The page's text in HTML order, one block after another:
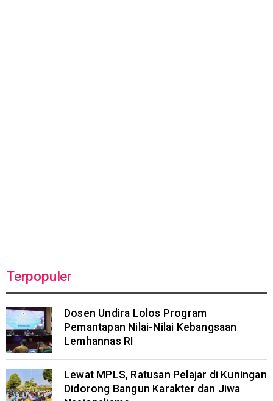
Terpopuler
Dosen Undira Lolos Program
Pemantapan Nilai-Nilai Kebangsaan
Lemhannas RI
Lewat MPLS, Ratusan Pelajar di Kuningan
Didorong Bangun Karakter dan Jiwa